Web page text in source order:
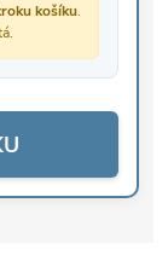
košíku.